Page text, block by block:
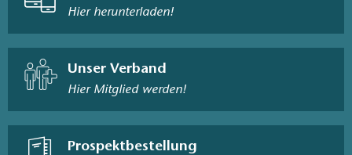
Hier herunterladen!
Unser Verband
Hier Mitglied werden!
Prospektbestellung